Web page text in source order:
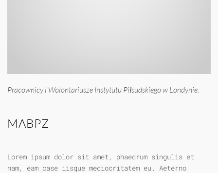
Pracownicy i Wolontariusze Instytutu Piłsudskiego w Londynie.
MABPZ
Lorem ipsum dolor sit amet, phaedrum singulis et
nam, eam case iisque mediocritatem eu. Aeterno